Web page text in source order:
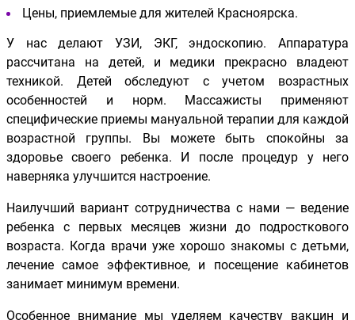
Цены, приемлемые для жителей Красноярска.
У нас делают УЗИ, ЭКГ, эндоскопию. Аппаратура
рассчитана на детей, и медики прекрасно владеют
техникой. Детей обследуют с учетом возрастных
особенностей и норм. Массажисты применяют
специфические приемы мануальной терапии для каждой
возрастной группы. Вы можете быть спокойны за
здоровье своего ребенка. И после процедур у него
наверняка улучшится настроение.
Наилучший вариант сотрудничества с нами — ведение
ребенка с первых месяцев жизни до подросткового
возраста. Когда врачи уже хорошо знакомы с детьми,
лечение самое эффективное, и посещение кабинетов
занимает минимум времени.
Особенное внимание мы уделяем качеству вакцин и